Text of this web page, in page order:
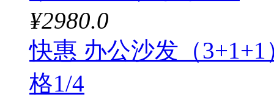
¥2980.0
快惠 办公沙发（
格1/4